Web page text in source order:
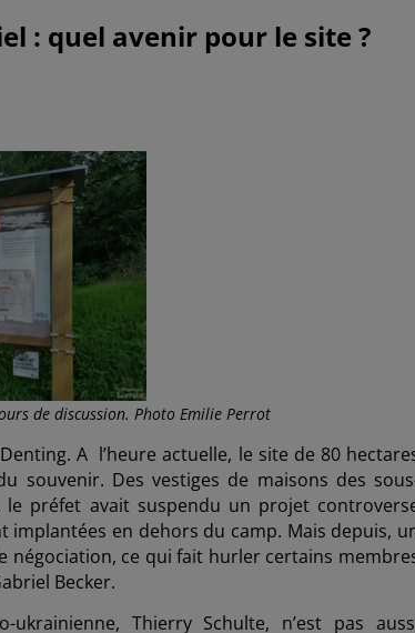
: quel avenir pour le site ?
de discussion. Photo Emilie Perrot
A l’heure actuelle, le site de 80
souvenir. Des vestiges de maisons des
préfet avait suspendu un projet
implantées en dehors du camp. Mais depuis,
ce qui fait hurler certains
Becker.
ukrainienne, Thierry Schulte, n’est pas